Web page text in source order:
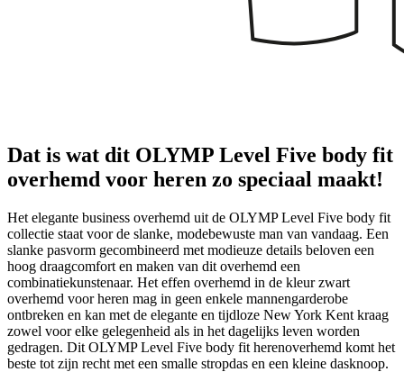
Dat is wat dit OLYMP Level Five body fit
overhemd voor heren zo speciaal maakt!
Het elegante business overhemd uit de OLYMP Level Five body fit
collectie staat voor de slanke, modebewuste man van vandaag. Een
slanke pasvorm gecombineerd met modieuze details beloven een
hoog draagcomfort en maken van dit overhemd een
combinatiekunstenaar. Het effen overhemd in de kleur zwart
overhemd voor heren mag in geen enkele mannengarderobe
ontbreken en kan met de elegante en tijdloze New York Kent kraag
zowel voor elke gelegenheid als in het dagelijks leven worden
gedragen. Dit OLYMP Level Five body fit herenoverhemd komt het
beste tot zijn recht met een smalle stropdas en een kleine dasknoop.